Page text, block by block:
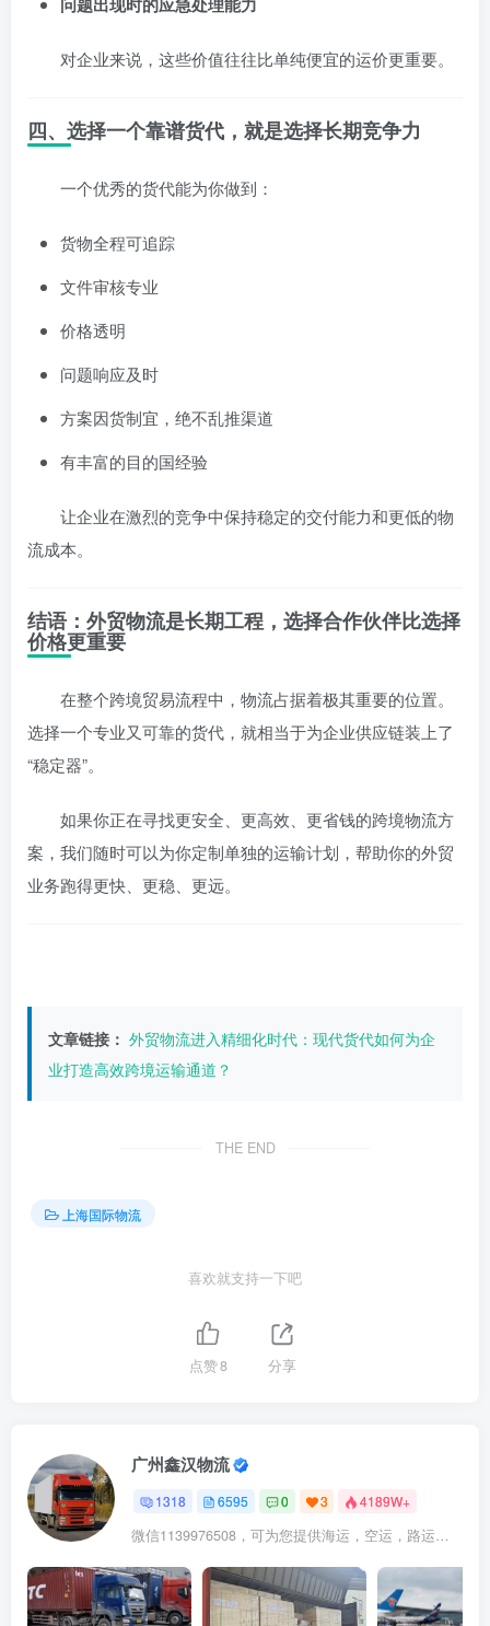
对企业来说，这些价值往往比单纯便宜的运价更重要。
四、选择一个靠谱货代，就是选择长期竞争力
一个优秀的货代能为你做到：
货物全程可追踪
文件审核专业
价格透明
问题响应及时
方案因货制宜，绝不乱推渠道
有丰富的目的国经验
让企业在激烈的竞争中保持稳定的交付能力和更低的物
流成本。
结语：外贸物流是长期工程，选择合作伙伴比选择
价格更重要
在整个跨境贸易流程中，物流占据着极其重要的位置。
选择一个专业又可靠的货代，就相当于为企业供应链装上了
“稳定器”。
如果你正在寻找更安全、更高效、更省钱的跨境物流方
案，我们随时可以为你定制单独的运输计划，帮助你的外贸
业务跑得更快、更稳、更远。
文章链接： 外贸物流进入精细化时代：现代货代如何为企
业打造高效跨境运输通道？
THE END
上海国际物流
喜欢就支持一下吧
点赞8 分享
广州鑫汉物流
1318 6595 0 3 4189W+
微信1139976508，可为您提供海运，空运，路运，铁路运输